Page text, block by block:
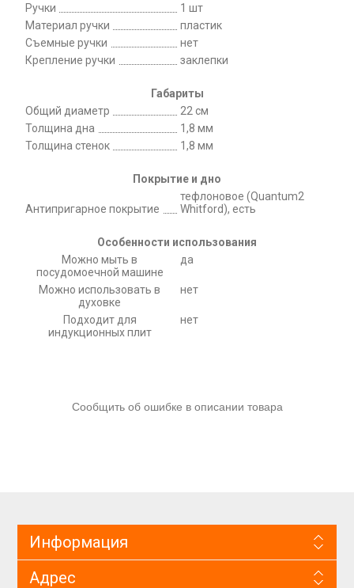
Ручки
1 шт
Материал ручки
пластик
Съемные ручки
нет
Крепление ручки
заклепки
Габариты
Общий диаметр
22 см
Толщина дна
1,8 мм
Толщина стенок
1,8 мм
Покрытие и дно
Антипригарное покрытие
тефлоновое (Quantum2
Whitford), есть
Особенности использования
Можно мыть в
посудомоечной машине
да
Можно использовать в
духовке
нет
Подходит для
индукционных плит
нет
Сообщить об ошибке в описании товара
Информация
Адрес